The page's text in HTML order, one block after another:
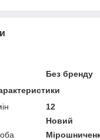
Без бренду
12
Новий